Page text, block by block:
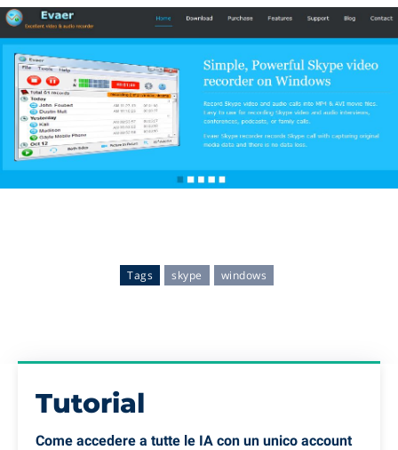
Tags skype windows
Tutorial
Come accedere a tutte le IA con un unico account